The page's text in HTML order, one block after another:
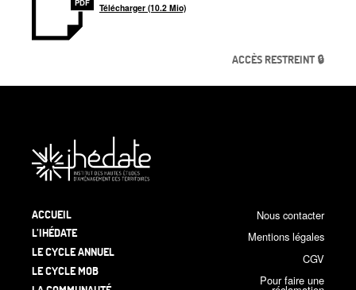
Télécharger (10.2 Mio)
ACCÈS RESTREINT 🔒
ACCUEIL
L’IHÉDATE
LE CYCLE ANNUEL
LE CYCLE MOB
Nous contacter
Mentions légales
CGV
Pour faire une